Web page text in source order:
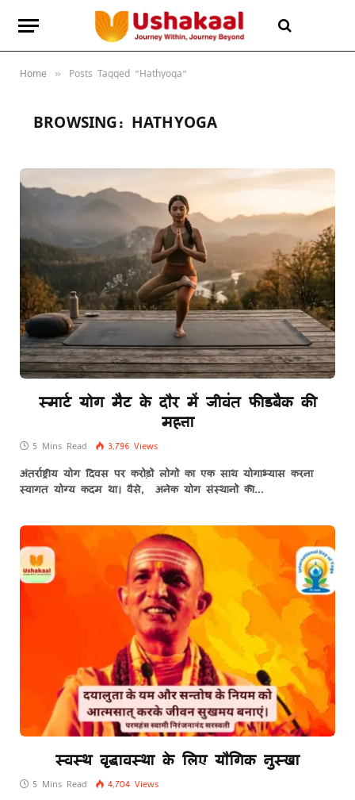
Home » Posts Tagged "Hathyoga"
BROWSING: HATHYOGA
स्मार्ट योग मैट के दौर में जीवंत फीडबैक की
महत्ता
5 Mins Read 3,796 Views
अंतर्राष्ट्रीय योग दिवस पर करोड़ों लोगों का एक साथ योगाभ्यास करना
स्वागत योग्य कदम था। वैसे, अनेक योग संस्थानों की…
स्वस्थ वृद्धावस्था के लिए यौगिक नुस्खा
5 Mins Read 4,704 Views